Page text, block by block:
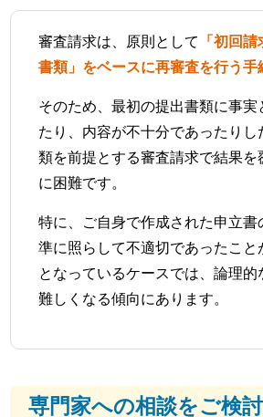
審査請求は、原則として
「初回
書類」をベースに再審査を行う手
そのため、最初の提出書類に事実
たり、内容が不十分であったりし
類を前提とする審査請求で結果を
に困難です。
特に、ご自身で作成された申立書
準に照らして不適切であったこと
となっているケースでは、論理的
難しくなる傾向にあります。
専門家への相談をご検